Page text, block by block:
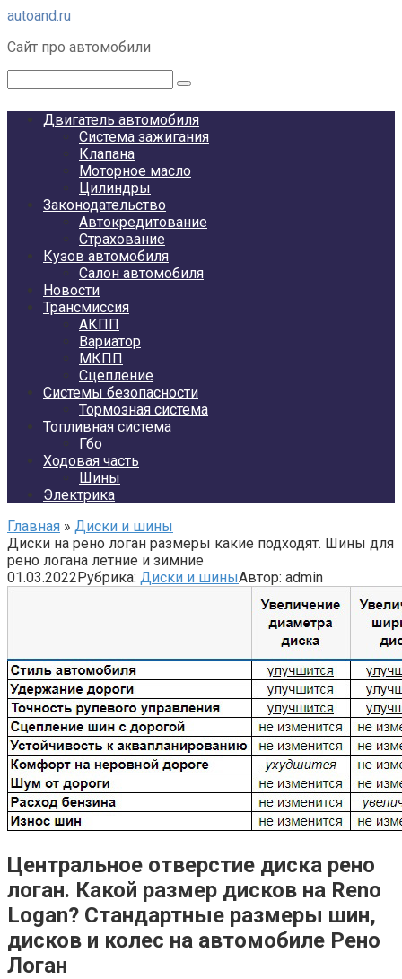
Перейти
контенту
autoand.ru
Сайт про автомобили
Двигатель автомобиля
Система зажигания
Клапана
Моторное масло
Цилиндры
Законодательство
Автокредитование
Страхование
Кузов автомобиля
Салон автомобиля
Новости
Трансмиссия
АКПП
Вариатор
МКПП
Сцепление
Системы безопасности
Тормозная система
Топливная система
Гбо
Ходовая часть
Шины
Электрика
Главная » Диски и шины
Диски на рено логан размеры какие подходят. Шины для
рено логана летние и зимние
01.03.2022Рубрика: Диски и шиныАвтор: admin
Центральное отверстие диска рено
логан. Какой размер дисков на Reno
Logan? Стандартные размеры шин,
дисков и колес на автомобиле Рено
Логан